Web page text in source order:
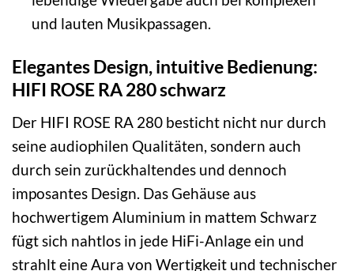
und lauten Musikpassagen.
Elegantes Design, intuitive Bedienung:
HIFI ROSE RA 280 schwarz
Der HIFI ROSE RA 280 besticht nicht nur durch
seine audiophilen Qualitäten, sondern auch
durch sein zurückhaltendes und dennoch
imposantes Design. Das Gehäuse aus
hochwertigem Aluminium in mattem Schwarz
fügt sich nahtlos in jede HiFi-Anlage ein und
strahlt eine Aura von Wertigkeit und technischer